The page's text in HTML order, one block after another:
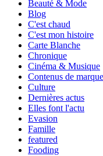
Beauté & Mode
Blog
C'est chaud
C'est mon histoire
Carte Blanche
Chronique
Cinéma & Musique
Contenus de marque
Culture
Dernières actus
Elles font l'actu
Evasion
Famille
featured
Fooding